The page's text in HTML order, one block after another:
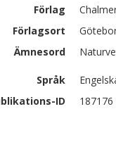
Förlag
Förlagsort
Ämnesord
Språk
ID
187176